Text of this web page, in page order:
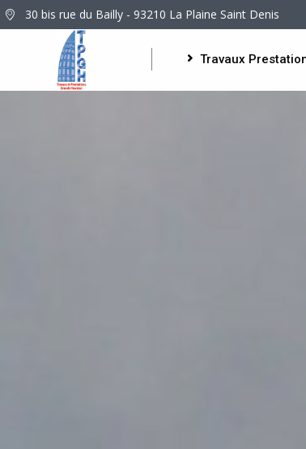
30 bis rue du Bailly - 93210 La Plaine Saint Denis
Travaux